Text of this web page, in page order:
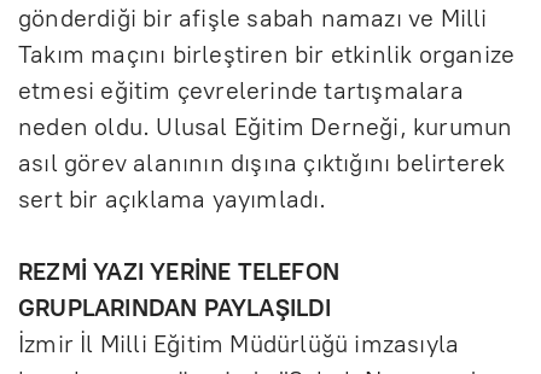
gönderdiği bir afişle sabah namazı ve Milli
Takım maçını birleştiren bir etkinlik organize
etmesi eğitim çevrelerinde tartışmalara
neden oldu. Ulusal Eğitim Derneği, kurumun
asıl görev alanının dışına çıktığını belirterek
sert bir açıklama yayımladı.
REZMİ YAZI YERİNE TELEFON
GRUPLARINDAN PAYLAŞILDI
İzmir İl Milli Eğitim Müdürlüğü imzasıyla